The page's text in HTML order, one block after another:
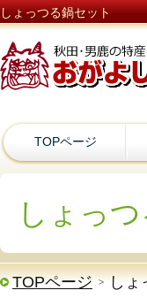
しょっつる鍋セット
TOPページ
しょっ
TOPページ しょ